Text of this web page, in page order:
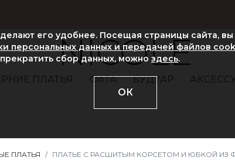
NICOLE
ПЛАТЬЯ ФАТА БУДУАР
ПЛАТЬЯ ПЛАТЬЕ С РАСШИТЫМ КОРСЕТОМ И ЮБКОЙ ИЗ
его удобнее. Посещая страницы сайта, вы
персональных данных и передачей файлов
сбор данных, можно здесь.
ОК